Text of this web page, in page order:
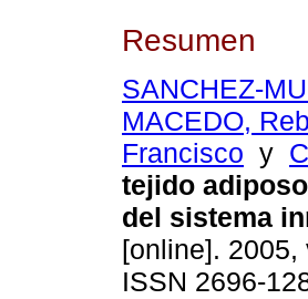
Resumen
SANCHEZ-
MACEDO,
Francisco y
tejido
del sistema
[online]. 2005,
ISSN 2696-